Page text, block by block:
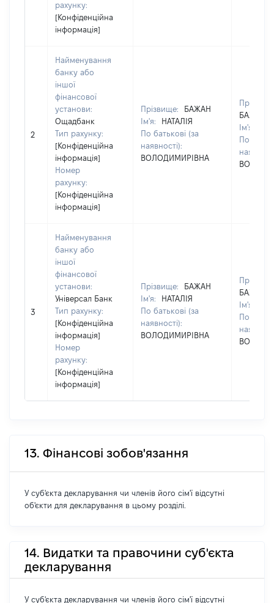
рахунку:
[Конфіденційна
інформація]
2
Найменування
банку або
іншої
фінансової
установи:
Ощадбанк
Тип рахунку:
[Конфіденційна
інформація]
Номер
рахунку:
[Конфіденційна
інформація]
Прізвище:
БАЖАН
Ім'я:
НАТАЛІЯ
По батькові (за
наявності):
ВОЛОДИМИРІВНА
БАЖАН
Ім'я:
По
3
Найменування
банку або
іншої
фінансової
установи:
Універсал Банк
Тип рахунку:
[Конфіденційна
інформація]
Номер
рахунку:
[Конфіденційна
інформація]
Прізвище:
БАЖАН
Ім'я:
НАТАЛІЯ
По батькові (за
наявності):
ВОЛОДИМИРІВНА
БАЖАН
Ім'я:
По
13. Фінансові зобов'язання
У суб'єкта декларування чи членів його сім'ї відсутні
об'єкти для декларування в цьому розділі.
14. Видатки та правочини суб'єкта
декларування
У суб'єкта декларування чи членів його сім'ї відсутні